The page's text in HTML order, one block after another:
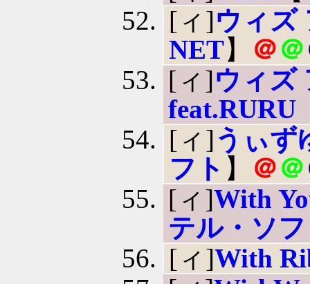
[ィ]ウィズ
NET】 ＠＠
[ィ]ウィズ
feat.RURU
[ィ] うぃず
フト 】 ＠＠
[ィ]With
テル・ソ
[ィ]With